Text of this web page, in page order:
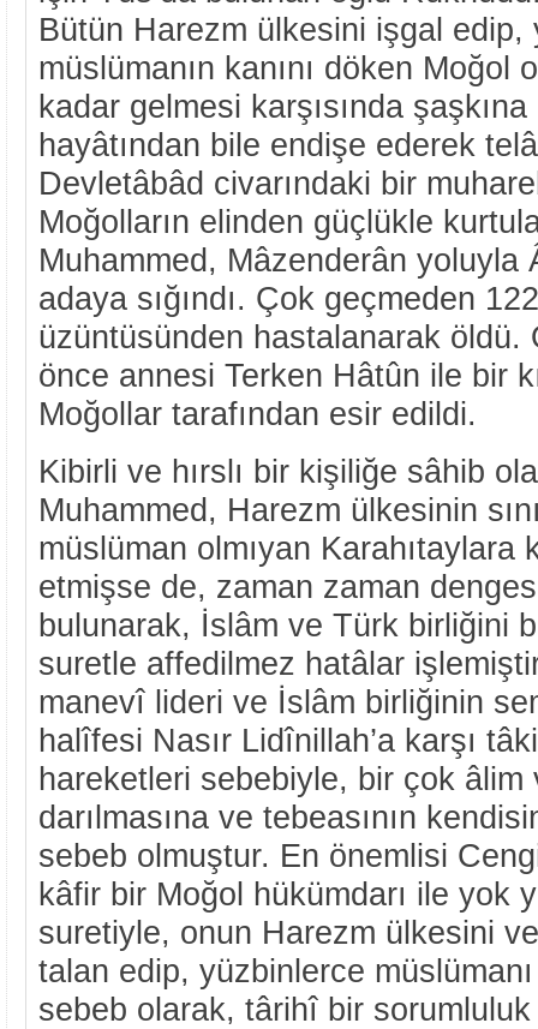
Bütün Harezm ülkesini işgal edip,
müslümanın kanını döken Moğol
kadar gelmesi karşısında
hayâtından bile endişe ederek
Devletâbâd civarındaki bir
Moğolların elinden güçlükle
Muhammed, Mâzenderân yoluyla
adaya sığındı. Çok geçmeden
üzüntüsünden hastalanarak öldü.
önce annesi Terken Hâtûn ile bir
Moğollar tarafından esir edildi.
Kibirli ve hırslı bir kişiliğe sâhib
Muhammed, Harezm ülkesinin
müslüman olmıyan Karahıtaylara
etmişse de, zaman zaman
bulunarak, İslâm ve Türk birliğini
suretle affedilmez hatâlar
manevî lideri ve İslâm birliğinin
halîfesi Nasır Lidînillah’a karşı
hareketleri sebebiyle, bir çok âlim
darılmasına ve tebeasının
sebeb olmuştur. En önemlisi
kâfir bir Moğol hükümdarı ile yok
suretiyle, onun Harezm ülkesini
talan edip, yüzbinlerce
sebeb olarak, târihî bir